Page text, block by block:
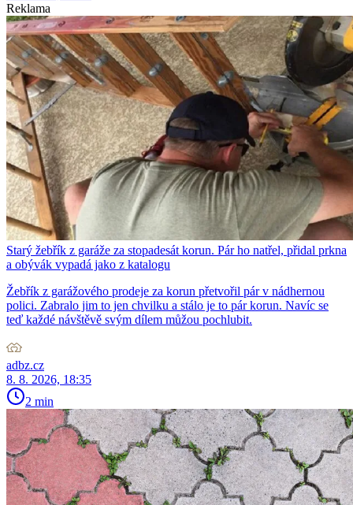
Reklama
Starý žebřík z garáže za stopadesát korun. Pár ho natřel, přidal prkna
a obývák vypadá jako z katalogu
Žebřík z garážového prodeje za korun přetvořil pár v nádhernou
polici. Zabralo jim to jen chvilku a stálo je to pár korun. Navíc se
teď každé návštěvě svým dílem můžou pochlubit.
adbz.cz
8. 8. 2026, 18:35
2 min